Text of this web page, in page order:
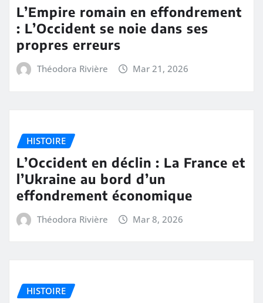
L’Empire romain en effondrement
: L’Occident se noie dans ses
propres erreurs
Théodora Rivière Mar 21, 2026
HISTOIRE
L’Occident en déclin : La France et
l’Ukraine au bord d’un
effondrement économique
Théodora Rivière Mar 8, 2026
HISTOIRE